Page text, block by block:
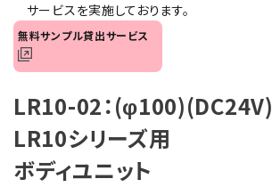
オプション
ガイドライン
サービスを実施しております。
無料サンプル貸出サービス
LR10-02：(φ100)(DC24V)
LR10シリーズ用
ボディユニット